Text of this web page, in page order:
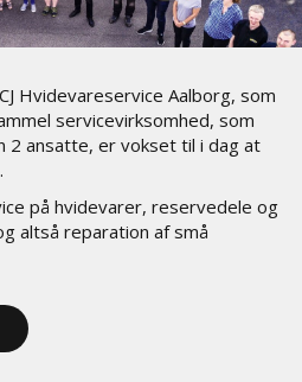
Hvidevareservice Aalborg, som
servicevirksomhed, som
2 ansatte, er vokset til i dag at
på hvidevarer, reservedele og
altså reparation af små